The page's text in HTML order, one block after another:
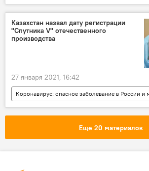
Вторая мировая война
Владимир
Казахстан назвал дату регистрации
"Спутника V" отечественного
производства
27 января 2021, 16:42
Коронавирус: опасное заболевание в России и
Здравоохранение
Все новости
Казахстан
Центральная Азия
Еще 20 материалов